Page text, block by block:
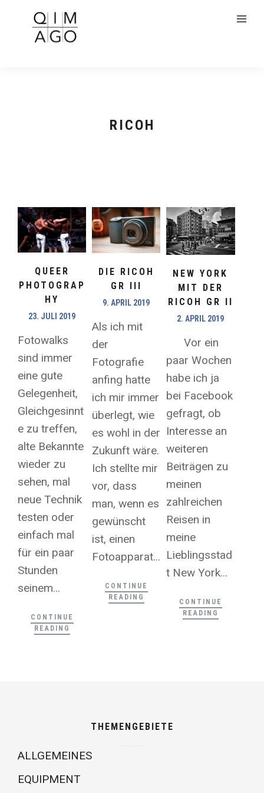
RICOH
QUEER
PHOTOGRAP
HY
23. JULI 2019
Fotowalks
sind immer
eine gute
Gelegenheit,
Gleichgesinnt
e zu treffen,
alte Bekannte
wieder zu
sehen, mal
neue Technik
testen oder
einfach mal
für ein paar
Stunden
seinem...
CONTINUE
READING
DIE RICOH
GR III
9. APRIL 2019
Als ich mit
der
Fotografie
anfing hatte
ich mir immer
überlegt, wie
es wohl in der
Zukunft wäre.
Ich stellte mir
vor, dass
man, wenn es
gewünscht
ist, einen
Fotoapparat...
CONTINUE
READING
NEW YORK
MIT DER
RICOH GR II
2. APRIL 2019
Vor ein
paar Wochen
habe ich ja
bei Facebook
gefragt, ob
Interesse an
weiteren
Beiträgen zu
meinen
zahlreichen
Reisen in
meine
Lieblingsstad
t New York...
CONTINUE
READING
THEMENGEBIETE
ALLGEMEINES
EQUIPMENT